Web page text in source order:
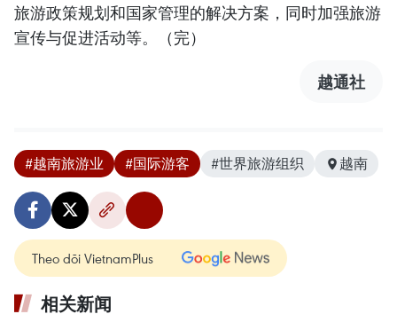
旅游政策规划和国家管理的解决方案，同时加强旅游
宣传与促进活动等。（完）
越通社
#越南旅游业 #国际游客 #世界旅游组织 越南
Theo dõi VietnamPlus
相关新闻